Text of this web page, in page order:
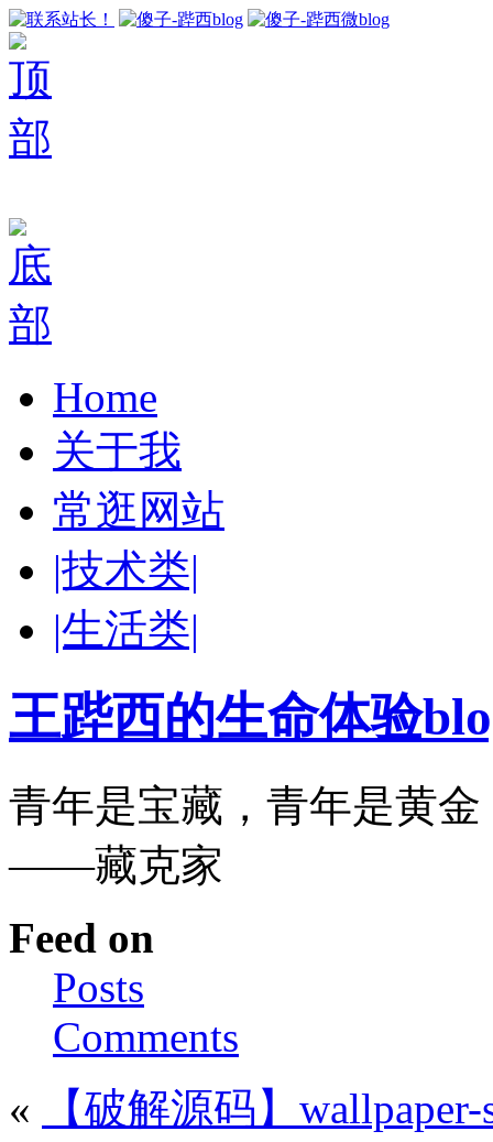
Home
关于我
常逛网站
|技术类|
|生活类|
王跸西的生命体验
青年是宝藏，青年是黄
——藏克家
Feed on
Posts
Comments
«
【破解源码】